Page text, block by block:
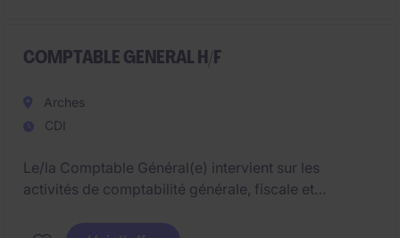
COMPTABLE GENERAL H/F
Arches
CDI
Le/la Comptable Général(e) intervient sur les
activités de comptabilité générale, fiscale et
groupe international. Le poste offre également